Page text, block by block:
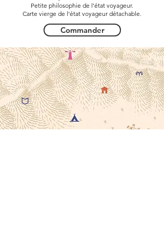
Petite philosophie de l’état voyageur.
Carte vierge de l’état voyageur détachable.
Commander